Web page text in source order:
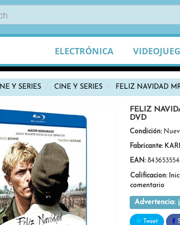
ELECTRÓNICA
Y SERIES CINE Y SERIES FELIZ NAVIDAD
FELIZ
DVD
Condición:
Fabricante:
EAN:
Calificacion:
comentario
Advertencia:
Tweet